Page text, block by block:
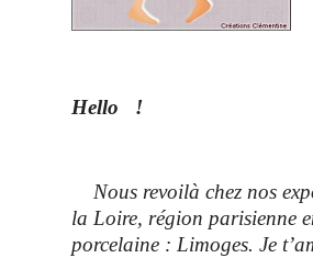
Hello !
Nous revoilà chez nos
la Loire, région parisienne
porcelaine : Limoges. Je